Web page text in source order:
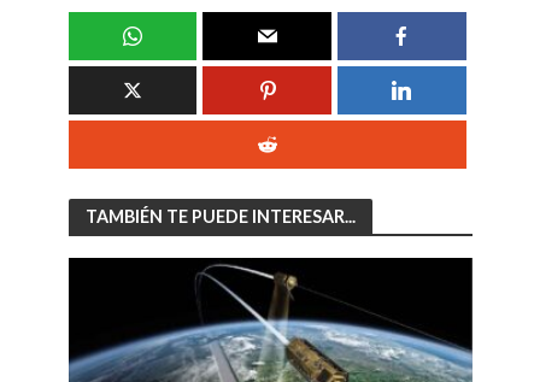
TAMBIÉN TE PUEDE INTERESAR...